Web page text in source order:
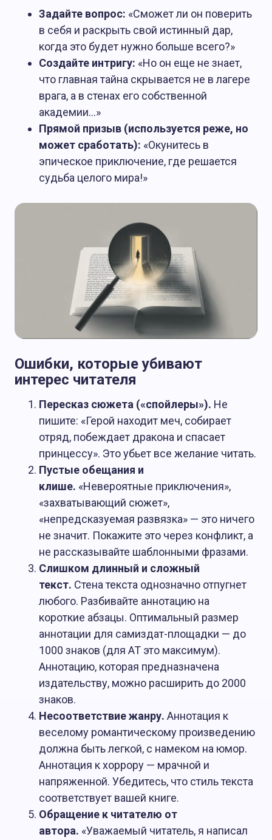
Задайте вопрос: «Сможет ли он поверить
в себя и раскрыть свой истинный дар,
когда это будет нужно больше всего?»
Создайте интригу: «Но он еще не знает,
что главная тайна скрывается не в лагере
врага, а в стенах его собственной
академии…»
Прямой призыв (используется реже, но
может сработать): «Окунитесь в
эпическое приключение, где решается
судьба целого мира!»
Ошибки, которые убивают
интерес читателя
Пересказ сюжета («спойлеры»). Не
пишите: «Герой находит меч, собирает
отряд, побеждает дракона и спасает
принцессу». Это убьет все желание читать.
Пустые обещания и
клише. «Невероятные приключения»,
«захватывающий сюжет»,
«непредсказуемая развязка» — это ничего
не значит. Покажите это через конфликт, а
не рассказывайте шаблонными фразами.
Слишком длинный и сложный
текст. Стена текста однозначно отпугнет
любого. Разбивайте аннотацию на
короткие абзацы. Оптимальный размер
аннотации для самиздат-площадки — до
1000 знаков (для АТ это максимум).
Аннотацию, которая предназначена
издательству, можно расширить до 2000
знаков.
Несоответствие жанру. Аннотация к
веселому романтическому произведению
должна быть легкой, с намеком на юмор.
Аннотация к хоррору — мрачной и
напряженной. Убедитесь, что стиль текста
соответствует вашей книге.
Обращение к читателю от
автора. «Уважаемый читатель, я написал